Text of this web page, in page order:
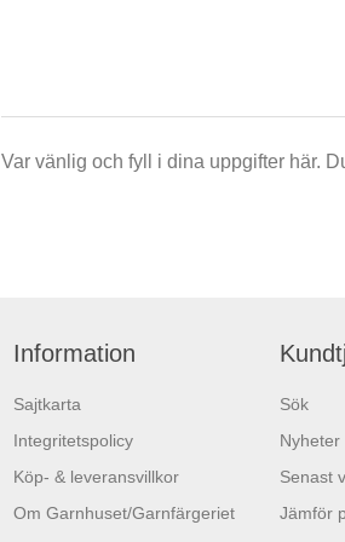
Var vänlig och fyll i dina uppgifter här.
Information
Sajtkarta
Integritetspolicy
Köp- & leveransvillkor
Om Garnhuset/Garnfärgeriet
Sök
Nyheter
Senast
Jämför